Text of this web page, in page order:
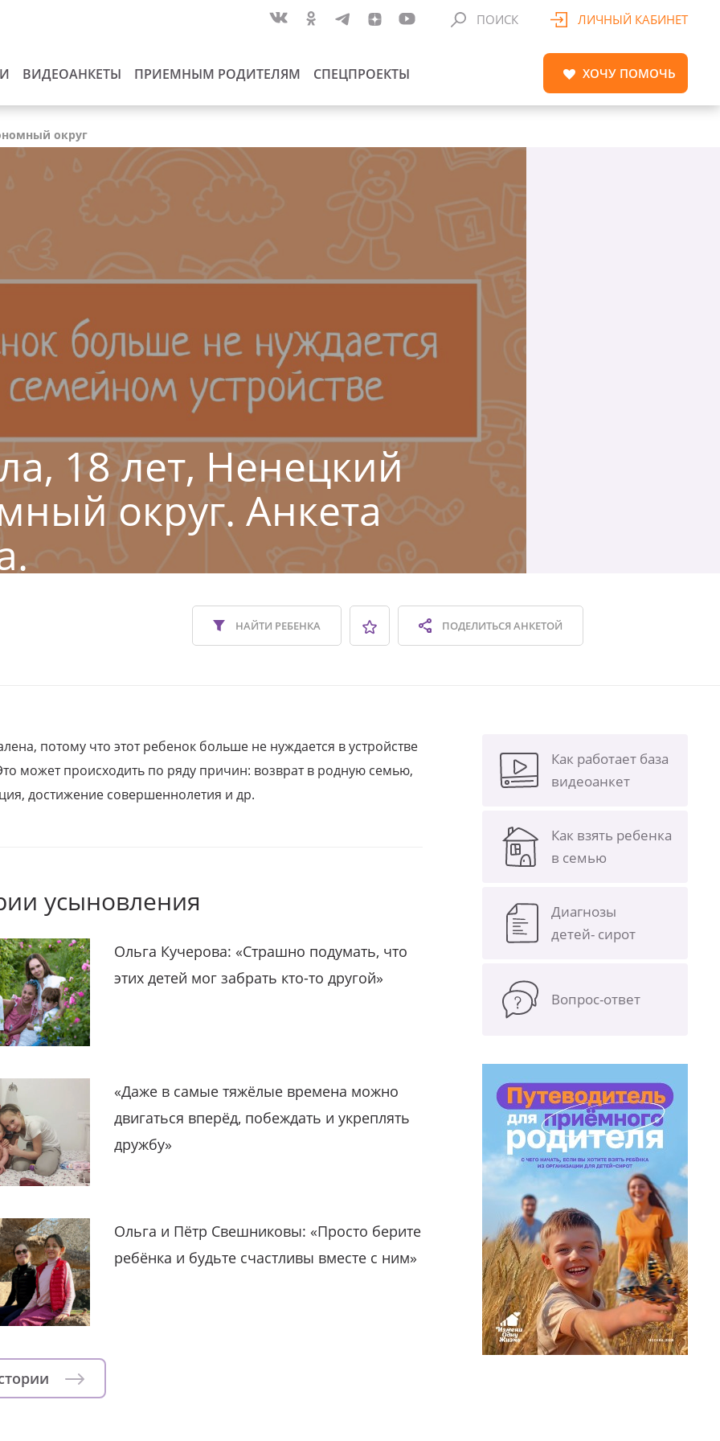
ВИДЕОАНКЕТЫ ПРИЕМНЫМ РОДИТЕЛЯМ СПЕЦПРОЕКТЫ
ПОИСК ЛИЧНЫЙ КАБИНЕТ
ХОЧУ ПОМОЧЬ
округ
18 лет, Ненецкий
округ. Анкета
ПОДЕЛИТЬСЯАНКЕТОЙ
НАЙТИ РЕБЕНКА
потому что этот ребенок больше не нуждается в устройстве
может происходить по ряду причин: возврат в родную семью,
достижение совершеннолетия и др.
усыновления
Ольга Кучерова: «Страшно подумать, что
этих детей мог забрать кто-то другой»
«Даже в самые тяжёлые времена можно
двигаться вперёд, побеждать и укреплять
дружбу»
Ольга и Пётр Свешниковы: «Просто берите
ребёнка и будьте счастливы вместе с ним»
Как работает база
видеоанкет
Как взять ребенка
в семью
Диагнозы
детей- сирот
Вопрос-ответ